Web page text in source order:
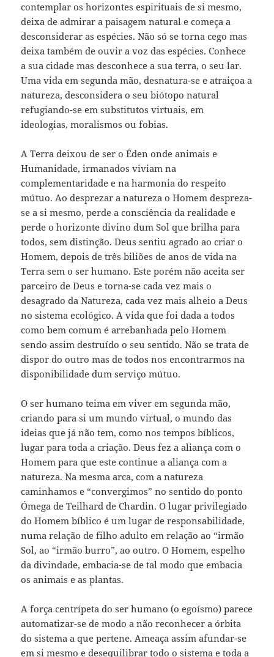
contemplar os horizontes espirituais de si mesmo,
deixa de admirar a paisagem natural e começa a
desconsiderar as espécies. Não só se torna cego mas
deixa também de ouvir a voz das espécies. Conhece
a sua cidade mas desconhece a sua terra, o seu lar.
Uma vida em segunda mão, desnatura-se e atraiçoa a
natureza, desconsidera o seu biótopo natural
refugiando-se em substitutos virtuais, em
ideologias, moralismos ou fobias.
A Terra deixou de ser o Éden onde animais e
Humanidade, irmanados viviam na
complementaridade e na harmonia do respeito
mútuo. Ao desprezar a natureza o Homem despreza-
se a si mesmo, perde a consciência da realidade e
perde o horizonte divino dum Sol que brilha para
todos, sem distinção. Deus sentiu agrado ao criar o
Homem, depois de três biliões de anos de vida na
Terra sem o ser humano. Este porém não aceita ser
parceiro de Deus e torna-se cada vez mais o
desagrado da Natureza, cada vez mais alheio a Deus
no sistema ecológico. A vida que foi dada a todos
como bem comum é arrebanhada pelo Homem
sendo assim destruído o seu sentido. Não se trata de
dispor do outro mas de todos nos encontrarmos na
disponibilidade dum serviço mútuo.
O ser humano teima em viver em segunda mão,
criando para si um mundo virtual, o mundo das
ideias que já não tem, como nos tempos bíblicos,
lugar para toda a criação. Deus fez a aliança com o
Homem para que este continue a aliança com a
natureza. Na mesma arca, com a natureza
caminhamos e “convergimos” no sentido do ponto
Ómega de Teilhard de Chardin. O lugar privilegiado
do Homem bíblico é um lugar de responsabilidade,
numa relação de filho adulto em relação ao “irmão
Sol, ao “irmão burro”, ao outro. O Homem, espelho
da divindade, embacia-se de tal modo que embacia
os animais e as plantas.
A força centrípeta do ser humano (o egoísmo) parece
automatizar-se de modo a não reconhecer a órbita
do sistema a que pertene. Ameaça assim afundar-se
em si mesmo e desequilibrar todo o sistema e toda a